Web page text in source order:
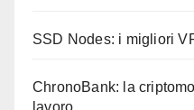
SSD Nodes: i migliori
ChronoBank: la
lavoro